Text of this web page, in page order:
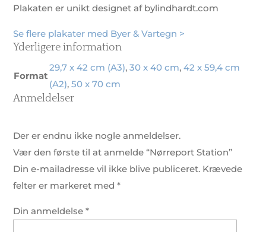
Plakaten er unikt designet af bylindhardt.com
Se flere plakater med Byer & Vartegn >
Yderligere information
Format
29,7 x 42 cm (A3),30 x 40 cm,42 x 59,4 cm
(A2),50 x 70 cm
Anmeldelser
Der er endnu ikke nogle anmeldelser.
Vær den første til at anmelde “Nørreport Station”
Din e-mailadresse vil ikke blive publiceret. Krævede
felter er markeret med*
Din anmeldelse*